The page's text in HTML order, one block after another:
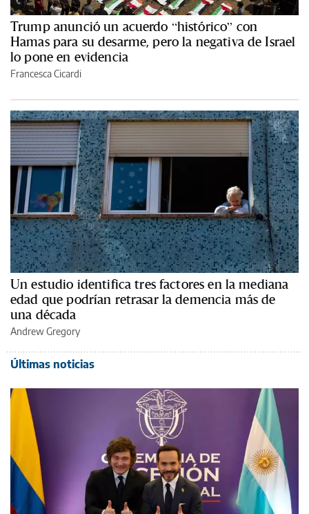
Trump anunció un acuerdo “histórico” con
Hamas para su desarme, pero la negativa de Israel
lo pone en evidencia
Francesca Cicardi
Un estudio identifica tres factores en la mediana
edad que podrían retrasar la demencia más de
una década
Andrew Gregory
Últimas noticias